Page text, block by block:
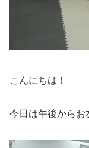
こんにちは！
今日は午後からお